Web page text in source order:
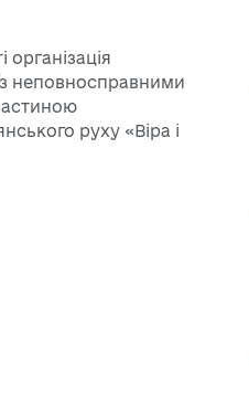
організація
неповносправними
руху «Віра і